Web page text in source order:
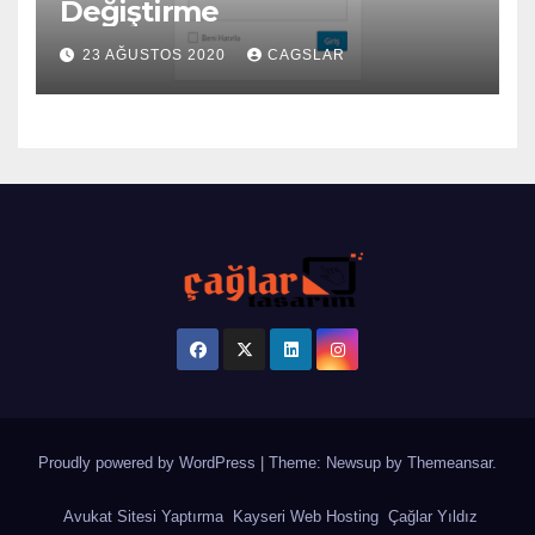
Değiştirme
23 AĞUSTOS 2020 CAGSLAR
Proudly powered by WordPress Theme: Newsup by Themeansar.
Avukat Sitesi Yaptırma Kayseri Web Hosting Çağlar Yıldız